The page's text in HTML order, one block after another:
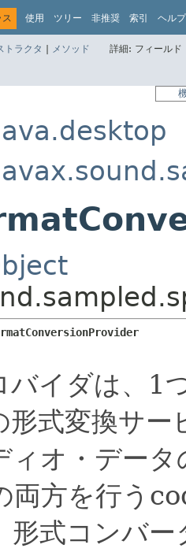
ス 使用 ツリー 非推奨 索引 ヘルプ
トラクタ | メソッド 詳細: フィール
バイダは、1
形式変換サ
ィオ・デー
両方を行う
形式コンバ